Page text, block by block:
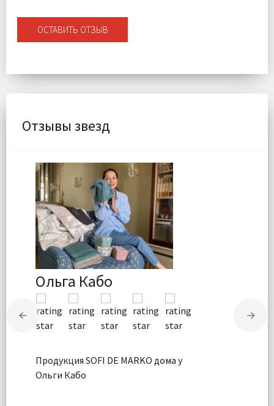
ОСТАВИТЬ ОТЗЫВ
Отзывы звезд
Ольга Кабо
Продукция SOFI DE MARKO дома у
Ольги Кабо